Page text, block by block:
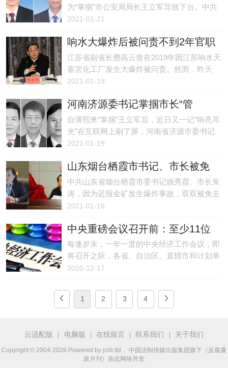
为“掌掴”市公安局局长王立军导致下台。中共
河南省济源市委书记张战伟也因掌掴市政府秘
2021-01-21
响水大爆炸后被问责不到2年官职
未降反升 江苏副省长费高云再升
职常委
江苏省副省长费高云曾在2019年因江苏响水天
嘉宜化工厂发生大爆炸被问责。然而，昨天
（1月18日），费高云却升任为省委常委。
2021-01-19
河南济源委书记掌掴市长“管
家”致住院 引爆官场权斗
自薄熙来“掌掴”王立军后，近日又一记“响亮耳
光”在互联网上刷了屏，河南省济源市委书记
一巴掌将市府秘书长打进了医院，这起官场内
2021-01-19
山东烟台栖霞市书记、市长被免
职 地方政府又作秀？
中共山东省烟台栖霞市委书记姚秀霞、市长朱
涛，因为迟报金矿发生爆炸事故，双双被免去
职务。外界质疑地方政府又可能在作秀，不排
故免职的官员大多数都复出了。
2021-01-16
中央重磅会议召开前：至少11位
省级党政一把手领导已抵京，准
备开经济工作会
每逢岁末，一年一度的中央经济工作会议，即
将召开之际，各省、自治区、直辖市和计划单
列市、新疆生产建设兵团党政主要负责人都会
2020-12-17
1 2 3 4
云适配版 电脑版 在线留言 联系我们 关于我们
Copyright © 2004-2026 Powered by jcrb.ltd， 中国法制传媒出版集团旗下《反腐廉
政月刊》杂志网络开发